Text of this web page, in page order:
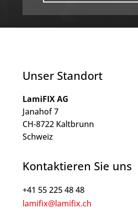
Unser Standort
LamiFIX AG
Janahof 7
CH-8722 Kaltbrunn
Schweiz
Kontaktieren Sie uns
+41 55 225 48 48
lamifix@lamifix.ch